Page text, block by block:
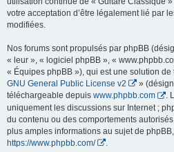
votre acceptation d’être légalement lié par
modifiées.
Nos forums sont propulsés par phpBB
« leur », « logiciel phpBB », «
« Équipes phpBB »), qui est une solution
GNU General Public License v2
»
téléchargeable depuis www.phpbb.com
.
uniquement les discussions sur Internet ;
du contenu ou des comportements
plus amples informations au sujet de
https://www.phpbb.com/